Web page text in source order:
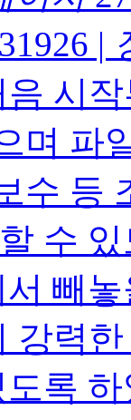
|
시
며 파
수 등
수
빼
강력
록